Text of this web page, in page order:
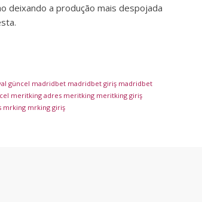
deixando a produção mais despojada
güncel madridbet madridbet giriş madridbet
meritking adres meritking meritking giriş
mrking mrking giriş